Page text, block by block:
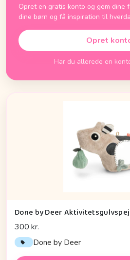
Opret en gratis konto og gem dine
dine børn og få inspiration til
Opret
Har du allerede en
Done by Deer
300 kr.
Done by Deer